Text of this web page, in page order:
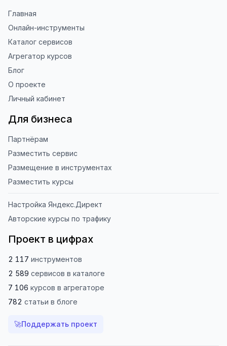
Главная
Онлайн-инструменты
Каталог сервисов
Агрегатор курсов
Блог
О проекте
Личный кабинет
Для бизнеса
Партнёрам
Разместить сервис
Размещение в инструментах
Разместить курсы
Настройка Яндекс.Директ
Авторские курсы по трафику
Проект в цифрах
2 117 инструментов
2 589 сервисов в каталоге
7 106 курсов в агрегаторе
782 статьи в блоге
🚀Поддержать проект